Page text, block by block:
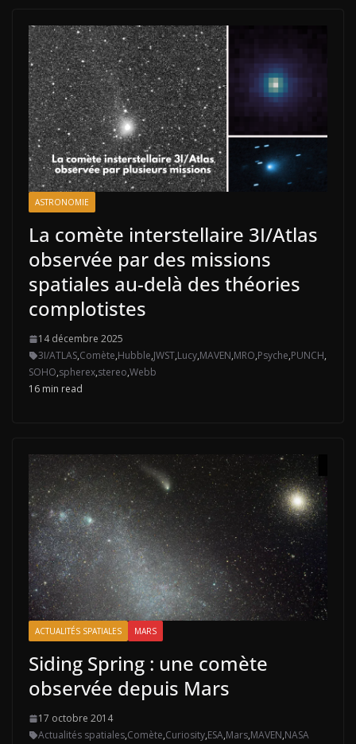
ASTRONOMIE
La comète interstellaire 3I/Atlas
observée par des missions
spatiales au-delà des théories
complotistes
14 décembre 2025
3I/ATLAS,Comète,Hubble,JWST,Lucy,MAVEN,MRO,Psyche,PUNCH,
SOHO,spherex,stereo,Webb
16 min read
ACTUALITÉS SPATIALES MARS
Siding Spring : une comète
observée depuis Mars
17 octobre 2014
Actualités spatiales,Comète,Curiosity,ESA,Mars,MAVEN,NASA